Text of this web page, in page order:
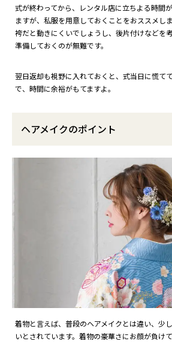
式が終わってから、レンタル店に立ちよる時間
ますが、私服を用意しておくことをおススメしま
袴だと動きにくいでしょうし、後片付けなどを
準備しておくのが無難です。
翌日返却も視野に入れておくと、式当日に慌て
で、時間に余裕がもてますよ。
ヘアメイクのポイント
着物と言えば、普段のヘアメイクとは違い、少
いとされています。着物の豪華さにお顔が負けて